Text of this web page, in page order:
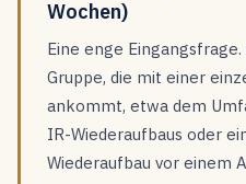
Wochen)
Eine enge
Gruppe, die mit einer
ankommt, etwa dem
IR-Wiederaufbaus oder
Wiederaufbau vor einem